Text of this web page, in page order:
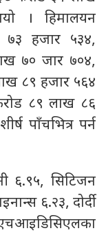
। हिमालयन
हजार ५३४,
७० जार ७०४,
८९ हजार ५६४
८९ लाख ८६
पाँचभित्र पर्न
६.९५, सिटिजन
६.२३, दोर्दी